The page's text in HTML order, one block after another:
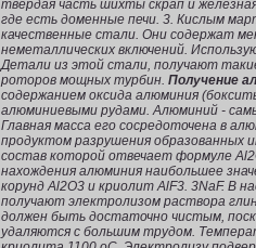
твёрдая часть шихты скрап и
где есть доменные печи. 3. Кислым
качественные стали. Они содержат
неметаллических включений.
Детали из этой стали, получают
роторов мощных турбин. Получение
содержанием оксида алюминия
алюминиевыми рудами. Алюминий -
Главная масса его сосредоточена в
продуктом разрушения образованных
состав которой отвечает формуле
нахождения алюминия наибольшее
корунд Al2O3 и криолит AlF3. 3NaF. В
получают электролизом раствора
должен быть достаточно чистым,
удаляются с большим трудом.